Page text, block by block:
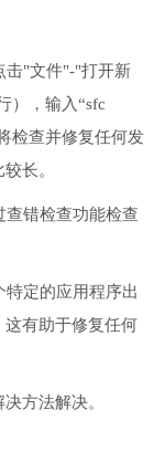
击"文件"-"打开新
），输入“sfc
检查并修复任何发
长。
查错检查功能检查
定的应用程序出
有助于修复任何
方法解决。